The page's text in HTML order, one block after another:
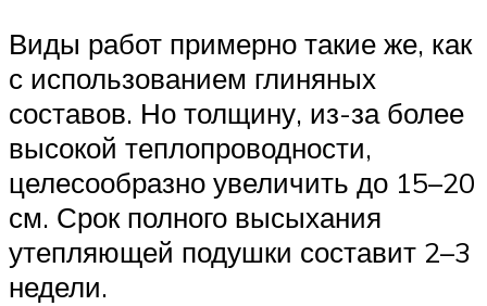
Виды работ примерно такие же, как
с использованием глиняных
составов. Но толщину, из-за более
высокой теплопроводности,
целесообразно увеличить до 15–20
см. Срок полного высыхания
утепляющей подушки составит 2–3
недели.